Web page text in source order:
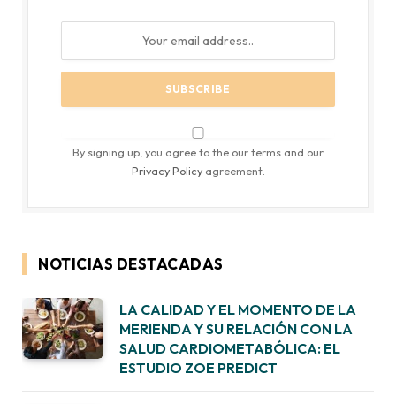
By signing up, you agree to the our terms and our
Privacy Policyagreement.
NOTICIAS DESTACADAS
LA CALIDAD Y EL MOMENTO DE LA
MERIENDA Y SU RELACIÓN CON LA
SALUD CARDIOMETABÓLICA: EL
ESTUDIO ZOE PREDICT